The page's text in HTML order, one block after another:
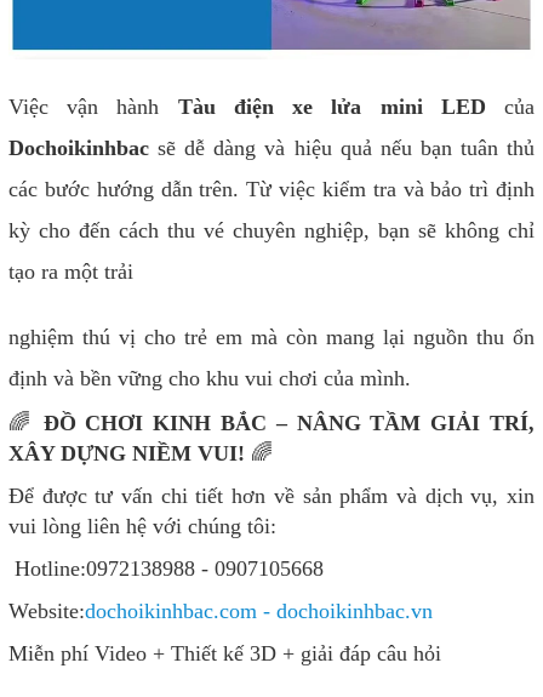
Việc vận hành Tàu điện xe lửa mini LED của
Dochoikinhbac sẽ dễ dàng và hiệu quả nếu bạn tuân thủ
các bước hướng dẫn trên. Từ việc kiểm tra và bảo trì định
kỳ cho đến cách thu vé chuyên nghiệp, bạn sẽ không chỉ
tạo ra một trải
nghiệm thú vị cho trẻ em mà còn mang lại nguồn thu ổn
định và bền vững cho khu vui chơi của mình.
🌈 ĐỒ CHƠI KINH BẮC – NÂNG TẦM GIẢI TRÍ,
XÂY DỰNG NIỀM VUI! 🌈
Để được tư vấn chi tiết hơn về sản phẩm và dịch vụ, xin
vui lòng liên hệ với chúng tôi:
Hotline:0972138988 - 0907105668
Website:dochoikinhbac.com - dochoikinhbac.vn
Miễn phí Video + Thiết kế 3D + giải đáp câu hỏi